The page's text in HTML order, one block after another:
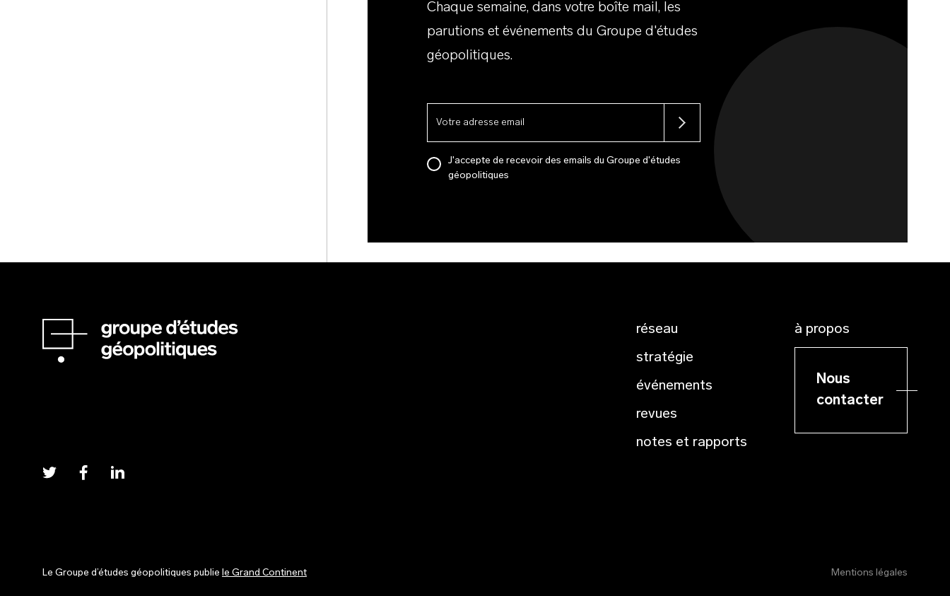
Chaque semaine, dans votre boîte mail, les
parutions et événements du Groupe d'études
géopolitiques.
J'accepte de recevoir des emails du Groupe d'études
géopolitiques
réseau
stratégie
événements
revues
notes et rapports
à propos
Nous
contacter
Le Groupe d’études géopolitiques publie le Grand Continent Mentions légales